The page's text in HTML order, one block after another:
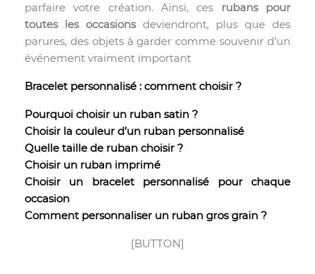
parfaire votre création. Ainsi, ces rubans pour
toutes les occasionsdeviendront, plus que des
parures, des objets à garder comme souvenir d’un
événement vraiment important
Bracelet personnalisé : comment choisir ?
Pourquoi choisir un ruban satin ?
Choisir la couleur d’un ruban personnalisé
Quelle taille de ruban choisir ?
Choisir un ruban imprimé
Choisir un bracelet personnalisé pour chaque
occasion
Comment personnaliser un ruban gros grain ?
[BUTTON]